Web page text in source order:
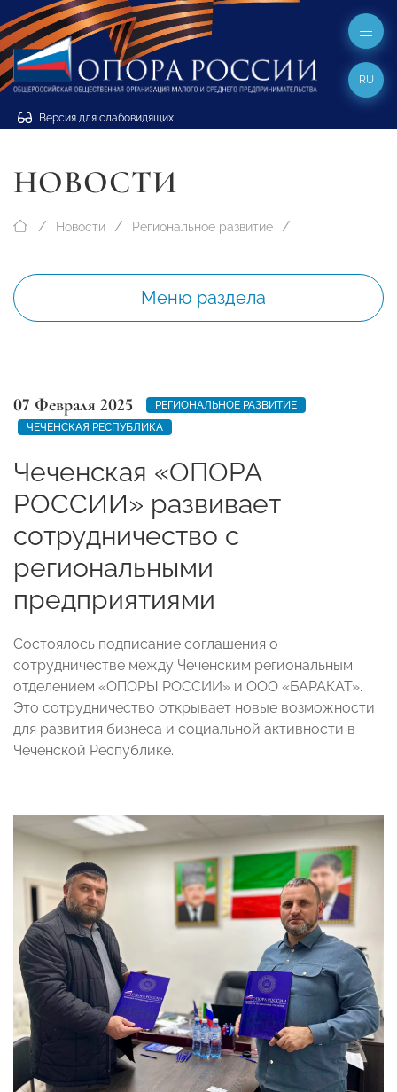
Версия для слабовидящих
RU
НОВОСТИ
Новости Региональное развитие
Меню раздела
07 Февраля 2025
РЕГИОНАЛЬНОЕ РАЗВИТИЕ
ЧЕЧЕНСКАЯ РЕСПУБЛИКА
Чеченская «ОПОРА
РОССИИ» развивает
сотрудничество с
региональными
предприятиями
Состоялось подписание соглашения о
сотрудничестве между Чеченским региональным
отделением «ОПОРЫ РОССИИ» и ООО «БАРАКАТ».
Это сотрудничество открывает новые возможности
для развития бизнеса и социальной активности в
Чеченской Республике.